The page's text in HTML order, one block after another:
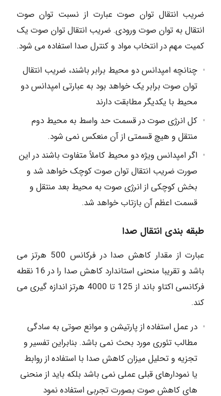
ضریب انتقال توان صوت عبارت از نسبت توان صوت
انتقال به توان صوت ورودی. ضریب انتقال توان صوت یک
کمیت مهم در انتخاب مواد و کنترل صدا استفاده می شود.
چنانچه امپدانس دو محیط برابر باشند، ضریب انتقال
توان صوت برابر یک خواهد بود به عبارتی امپدانس دو
محیط با یکدیگر مطابقت دارند
کل انرژی صوت در قسمت حد واسط به محیط دوم
منتقل و هیچ قسمتی از آن منعکس نمی شود.
اگر امپدانس ویژه دو محیط کاملاً متفاوت باشند در این
صورت ضریب انتقال توان صوت کوچک خواهد شد و
بخش کوچکی از انرژی صوت به محیط بعد منتقل و
قسمت اعظم آن بازتاب خواهد شد.
طبقه بندی انتقال صدا
عبارت از مقدار کاهش صدا در فرکانس 500 هرتز می
باشد و تقریبا منحنی استاندارد کاهش صدا را در 16 نقطه
فرکانسی اکتاو باند از 125 تا 4000 هرتز اندازه گیری می
کند.
در عمل استفاده از پارتیشن و موانع صوتی به سادگی
مطالب تئوری مورد بحث نمی باشد. بنابراین تفسیر و
تجزیه و تحلیل میزان کاهش صدا با استفاده از روابط
یا نمودارهای قبلی عملی نمی باشد بلکه باید از منحنی
های کاهش صوت بصورت تجربی استفاده نمود